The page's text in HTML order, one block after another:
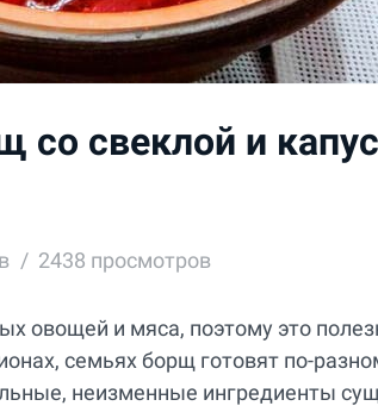
со свеклой и
2438 просмотров
овощей и мяса, поэтому это
семьях борщ готовят по-
неизменные ингредиенты